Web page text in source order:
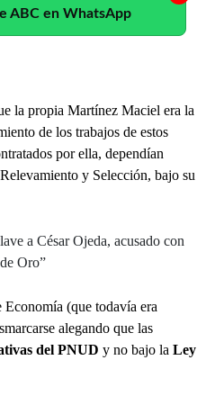
ABC en WhatsApp
la propia Martínez Maciel era la
de los trabajos de estos
por ella, dependían
y Selección, bajo su
a César Ojeda, acusado con
Oro”
(que todavía era
alegando que las
del PNUD y no bajo la Ley